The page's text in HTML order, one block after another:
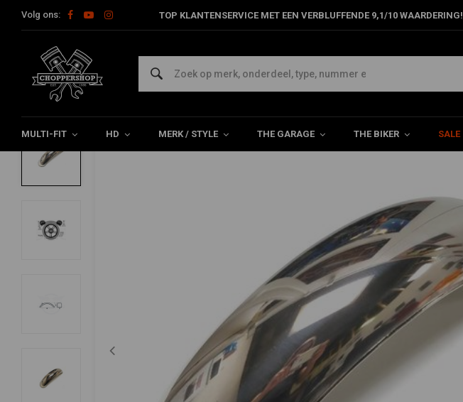
Volg ons: TOP KLANTENSERVICE MET EEN VERBLUFFENDE 9,1/10 WAARDERING!
MULTI-FIT HD MERK / STYLE THE GARAGE THE BIKER SALE
Home Multi-fit Spatborden Achterspatbord 133MMx17/18" Achterspatbord Type 4
MCU
133MMx17/18" Achterspatbord Type 4